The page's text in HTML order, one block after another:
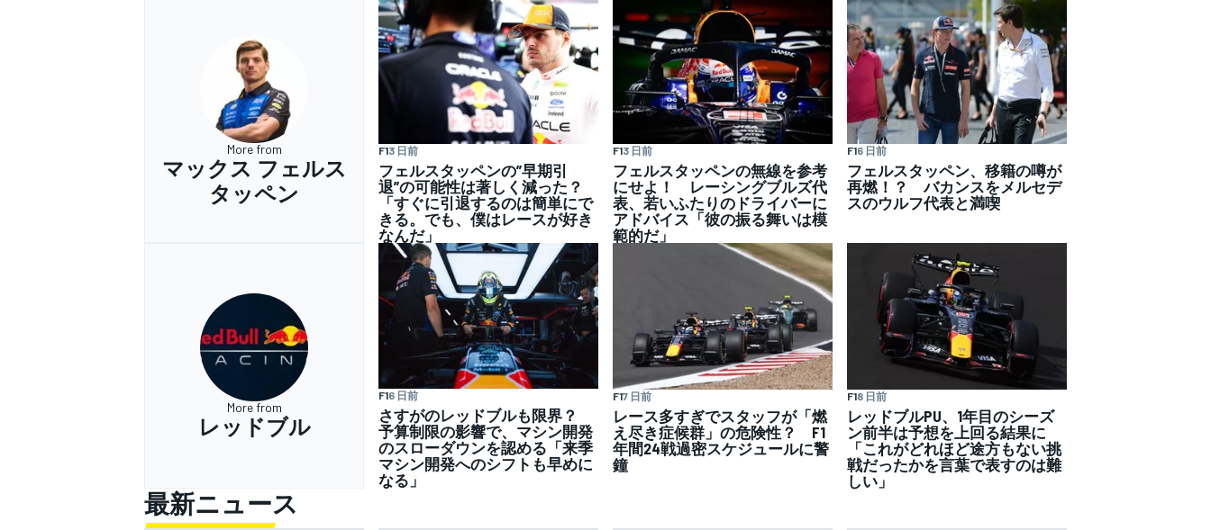
More from
マックス フェルス
タッペン
F13 日前
フェルスタッペンの”早期引
退”の可能性は著しく減った？
「すぐに引退するのは簡単にで
きる。でも、僕はレースが好き
なんだ」
F13 日前
フェルスタッペンの無線を参考
にせよ！ レーシングブルズ代
表、若いふたりのドライバーに
アドバイス「彼の振る舞いは模
範的だ」
F16 日前
フェルスタッペン、移籍の噂が
再燃！？ バカンスをメルセデ
スのウルフ代表と満喫
More from
レッドブル
F16 日前
さすがのレッドブルも限界？
予算制限の影響で、マシン開発
のスローダウンを認める「来季
マシン開発へのシフトも早めに
なる」
F17 日前
レース多すぎでスタッフが「燃
え尽き症候群」の危険性？ F1
年間24戦過密スケジュールに警
鐘
F18 日前
レッドブルPU、1年目のシーズ
ン前半は予想を上回る結果に
「これがどれほど途方もない挑
戦だったかを言葉で表すのは難
しい」
最新ニュース